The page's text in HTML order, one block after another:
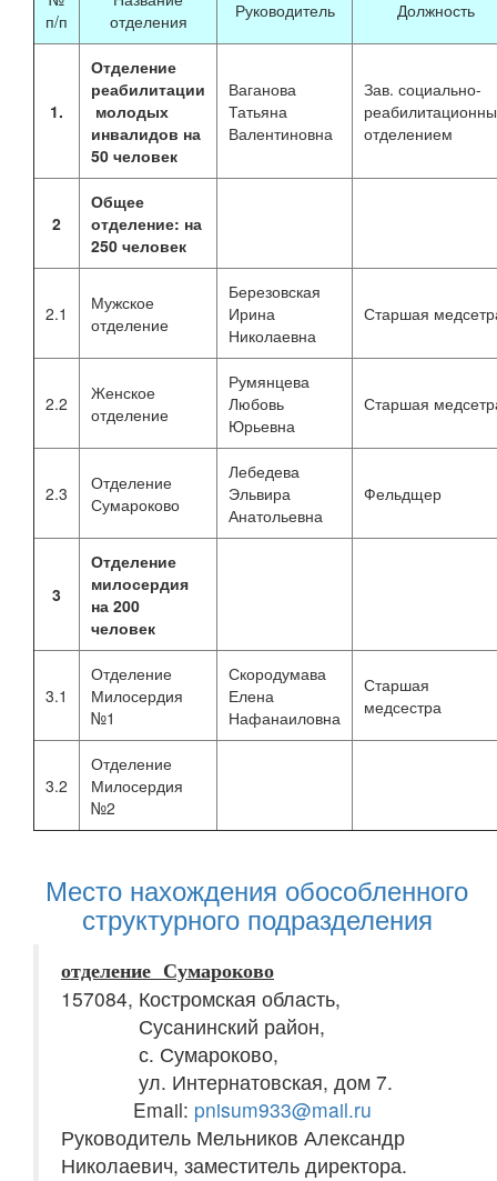
п/п
отделения
Руководитель Должность
1.
Отделение
реабилитации
молодых
инвалидов на
50 человек
Ваганова
Татьяна
Валентиновна
Зав. социально-
отделением
2
Общее
отделение: на
250 человек
2.1
Мужское
отделение
Березовская
Ирина
Николаевна
Старшая
2.2
Женское
отделение
Румянцева
Любовь
Юрьевна
Старшая
2.3
Отделение
Сумароково
Лебедева
Эльвира
Анатольевна
Фельдщер
3
Отделение
милосердия
на 200
человек
3.1
Отделение
Милосердия
№1
Скородумава
Елена
Нафанаиловна
Старшая
медсестра
3.2
Отделение
Милосердия
№2
Место нахождения обособленного
структурного подразделения
отделение Сумароково
157084, Костромская область,
Сусанинский район,
с. Сумароково,
ул. Интернатовская, дом 7.
Email: pnisum933@mail.ru
Руководитель Мельников Александр
Николаевич, заместитель директора.